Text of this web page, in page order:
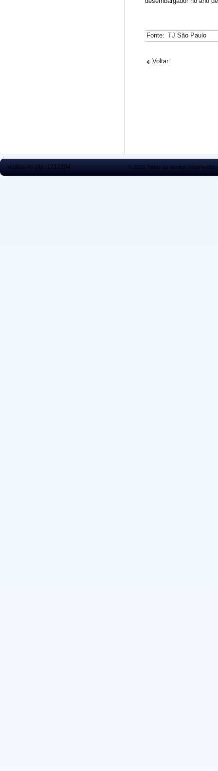
Fonte: TJ São Paulo
Voltar
Visitas no site: 1212204 © 2026 Todos os direitos reservados